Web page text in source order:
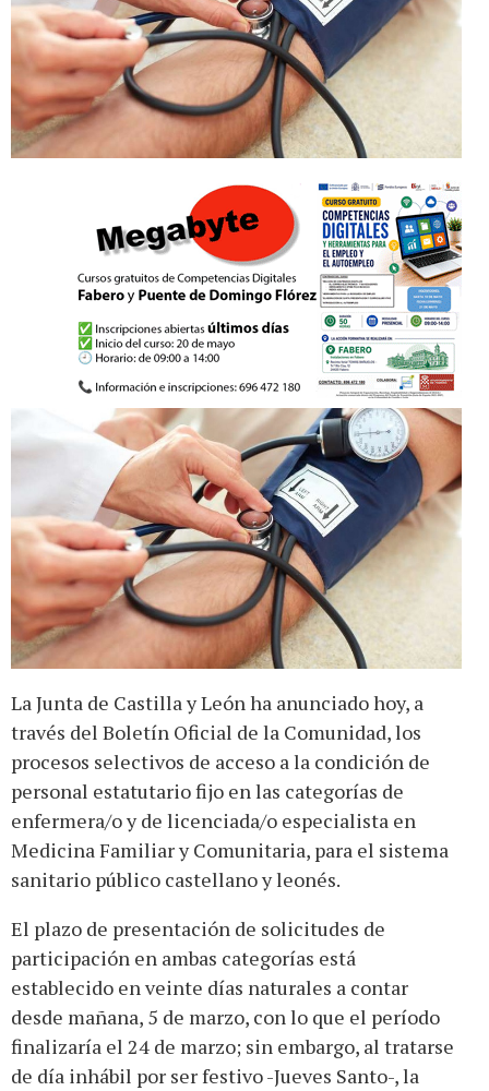
La Junta de Castilla y León ha anunciado hoy, a
través del Boletín Oficial de la Comunidad, los
procesos selectivos de acceso a la condición de
personal estatutario fijo en las categorías de
enfermera/o y de licenciada/o especialista en
Medicina Familiar y Comunitaria, para el sistema
sanitario público castellano y leonés.
El plazo de presentación de solicitudes de
participación en ambas categorías está
establecido en veinte días naturales a contar
desde mañana, 5 de marzo, con lo que el período
finalizaría el 24 de marzo; sin embargo, al tratarse
de día inhábil por ser festivo -Jueves Santo-, la